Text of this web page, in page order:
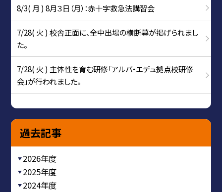
8/3( 月 ) 8月３日（月）：赤十字救急法講習会
7/28( 火 ) 校舎正面に、全中出場の横断幕が掲げられまし
た。
7/28( 火 ) 主体性を育む研修「アルバ・エデュ拠点校研修
会」が行われました。
過去記事
2026年度
2025年度
2024年度